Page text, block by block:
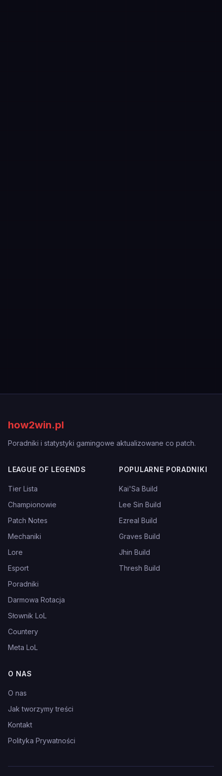
how2win.pl
Poradniki i statystyki gamingowe aktualizowane co patch.
LEAGUE OF LEGENDS
Tier Lista
Championowie
Patch Notes
Mechaniki
Lore
Esport
Poradniki
Darmowa Rotacja
Słownik LoL
Countery
Meta LoL
POPULARNE PORADNIKI
Kai'Sa Build
Lee Sin Build
Ezreal Build
Graves Build
Jhin Build
Thresh Build
O NAS
O nas
Jak tworzymy treści
Kontakt
Polityka Prywatności